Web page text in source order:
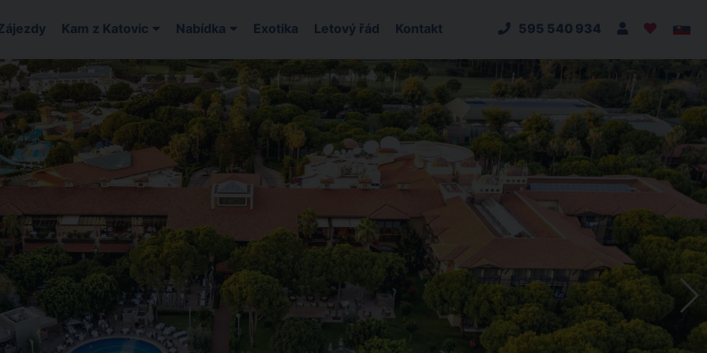
Kam z Katovic Nabídka Exotika Letový řád Kontakt 595 540 934